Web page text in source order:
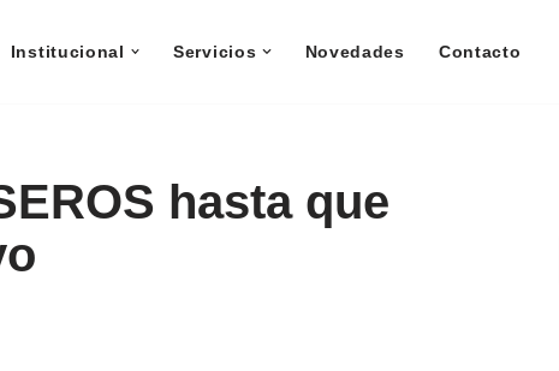
Institucional Servicios Novedades Contacto
hasta que